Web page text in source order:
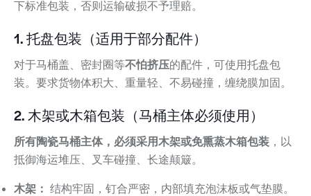
下标准包装，否则运输破损不予理赔。
1. 托盘包装（适用于部分配件）
对于马桶盖、密封圈等不怕挤压的配件，可使用托盘包
装。要求货物体积大、重量轻、不易碰撞，缠绕膜加固。
2. 木架或木箱包装（马桶主体必须使用）
所有陶瓷马桶主体，必须采用木架或免熏蒸木箱包装 ，以
抵御海运堆压、叉车碰撞、长途颠簸。
木架： 结构牢固，钉合严密，内部填充泡沫板或气垫膜。